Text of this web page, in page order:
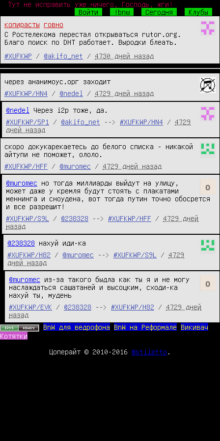
Тут не исправить уже ничего, Господь, жги!
Войти
!bnw Сегодня
Клубы
копирасты
говно
С Ростелекома перестал открываться rutor.org.
Благо поиск по DHT работает. Выродки блеать.
#XUFKWP
/ @akifo_net / 4730 дней назад
через ананимоус.орг заходит
#XUFKWP/HN4
/ @nedel / 4729 дней назад
@nedel
Через i2p тоже, да.
#XUFKWP/5P1
/ @akifo_net --> #XUFKWP/HN4 / 4729
дней назад
скоро докукарекаетесь до белого списка - никакой
айтупи не поможет, ололо.
#XUFKWP/HFF
/ @muromec / 4729 дней назад
@muromec но тогда миллиарды выйдут на улицу,
может даже у кремля будут стоять с плакатами
меннинга и сноудена, вот тогда путин точно обосрется
и все разрешит!
#XUFKWP/S9L
/ @238328 --> #XUFKWP/HFF / 4729 дней
назад
@238328 нахуй иди-ка
#XUFKWP/H82
/ @muromec --> #XUFKWP/S9L / 4729
дней назад
@muromec из-за такого быдла как ты я и не могу
наслаждаться сашатаней и высоцким, сходи-ка
нахуй ты, мудень
#XUFKWP/EVK
/ @238328 --> #XUFKWP/H82 / 4729 дней
назад
BnW для ведрофона
BnW на Реформале
Викивач
Котятки
Цоперайт © 2010-2016 @stiletto